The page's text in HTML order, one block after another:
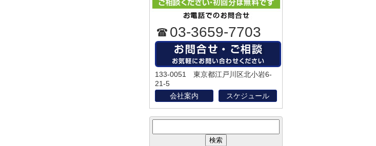
03-3659-7703
133-0051 東京都江戸川区北小岩6-
21-5
会社案内
スケジュール
イ